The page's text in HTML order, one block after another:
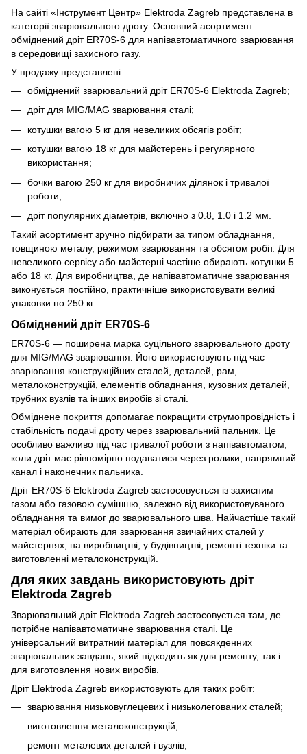
На сайті «Інструмент Центр» Elektroda Zagreb представлена в
категорії зварювального дроту. Основний асортимент —
обміднений дріт ER70S-6 для напівавтоматичного зварювання
в середовищі захисного газу.
У продажу представлені:
обміднений зварювальний дріт ER70S-6 Elektroda Zagreb;
дріт для MIG/MAG зварювання сталі;
котушки вагою 5 кг для невеликих обсягів робіт;
котушки вагою 18 кг для майстерень і регулярного
використання;
бочки вагою 250 кг для виробничих ділянок і тривалої
роботи;
дріт популярних діаметрів, включно з 0.8, 1.0 і 1.2 мм.
Такий асортимент зручно підбирати за типом обладнання,
товщиною металу, режимом зварювання та обсягом робіт. Для
невеликого сервісу або майстерні частіше обирають котушки 5
або 18 кг. Для виробництва, де напівавтоматичне зварювання
виконується постійно, практичніше використовувати великі
упаковки по 250 кг.
Обміднений дріт ER70S-6
ER70S-6 — поширена марка суцільного зварювального дроту
для MIG/MAG зварювання. Його використовують під час
зварювання конструкційних сталей, деталей, рам,
металоконструкцій, елементів обладнання, кузовних деталей,
трубних вузлів та інших виробів зі сталі.
Обміднене покриття допомагає покращити струмопровідність і
стабільність подачі дроту через зварювальний пальник. Це
особливо важливо під час тривалої роботи з напівавтоматом,
коли дріт має рівномірно подаватися через ролики, напрямний
канал і наконечник пальника.
Дріт ER70S-6 Elektroda Zagreb застосовується із захисним
газом або газовою сумішшю, залежно від використовуваного
обладнання та вимог до зварювального шва. Найчастіше такий
матеріал обирають для зварювання звичайних сталей у
майстернях, на виробництві, у будівництві, ремонті техніки та
виготовленні металоконструкцій.
Для яких завдань використовують дріт
Elektroda Zagreb
Зварювальний дріт Elektroda Zagreb застосовується там, де
потрібне напівавтоматичне зварювання сталі. Це
універсальний витратний матеріал для повсякденних
зварювальних завдань, який підходить як для ремонту, так і
для виготовлення нових виробів.
Дріт Elektroda Zagreb використовують для таких робіт:
зварювання низьковуглецевих і низьколегованих сталей;
виготовлення металоконструкцій;
ремонт металевих деталей і вузлів;